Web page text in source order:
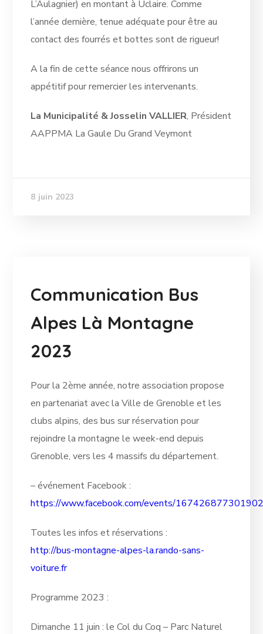
L’Aulagnier) en montant à Uclaire. Comme
l’année dernière, tenue adéquate pour être au
contact des fourrés et bottes sont de rigueur!
A la fin de cette séance nous offrirons un
appétitif pour remercier les intervenants.
La Municipalité & Josselin VALLIER, Président
AAPPMA La Gaule Du Grand Veymont
8 juin 2023
Communication Bus
Alpes Là Montagne
2023
Pour la 2ème année, notre association propose
en partenariat avec la Ville de Grenoble et les
clubs alpins, des bus sur réservation pour
rejoindre la montagne le week-end depuis
Grenoble, vers les 4 massifs du département.
– événement Facebook :
https://www.facebook.com/events/
Toutes les infos et réservations :
http://bus-montagne-alpes-la.rando-sans-
voiture.fr
Programme 2023 :
Dimanche 11 juin : le Col du Coq – Parc Naturel